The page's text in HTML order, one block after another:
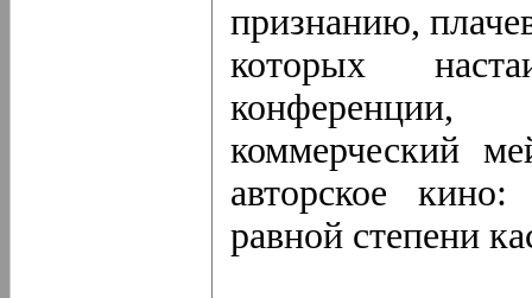
признанию,
которых
конференции,
коммерческий
авторское
равной степени